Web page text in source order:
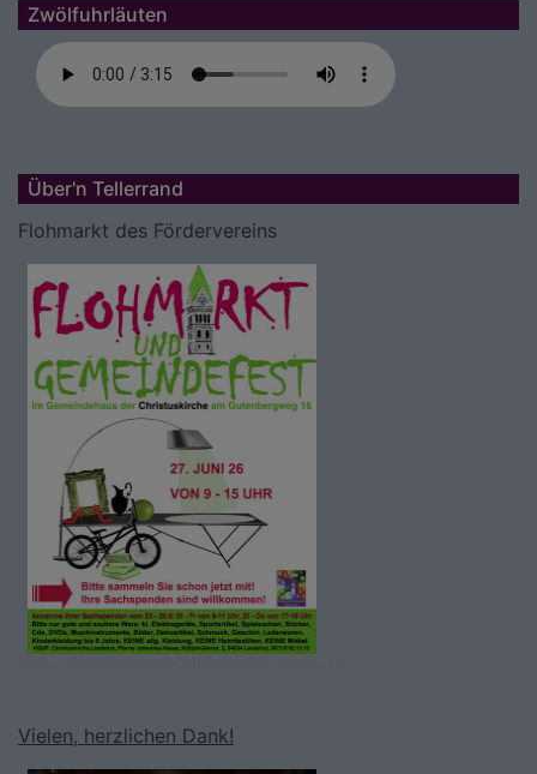
Zwölfuhrläuten
Über'n Tellerrand
Flohmarkt des Fördervereins
Vielen, herzlichen Dank!